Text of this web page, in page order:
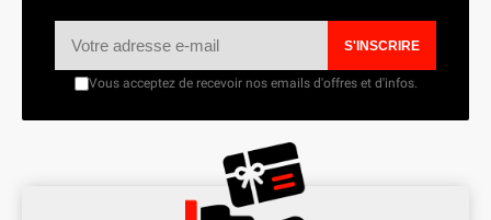
S'INSCRIRE
Vous acceptez de recevoir nos emails d'offres et d'infos.